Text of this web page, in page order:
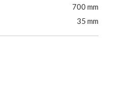
700 mm
35 mm